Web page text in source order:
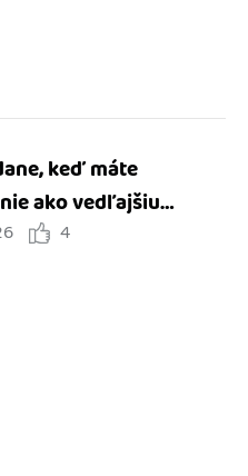
keď máte
ako vedľajšiu
4